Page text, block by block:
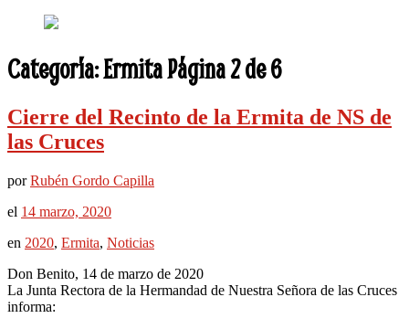
Categoría:ErmitaPágina 2 de 6
Cierre del Recinto de la Ermita de NS de
las Cruces
porRubén Gordo Capilla
el 14 marzo, 2020
en 2020, Ermita, Noticias
Don Benito, 14 de marzo de 2020
La Junta Rectora de la Hermandad de Nuestra Señora de las Cruces
informa: